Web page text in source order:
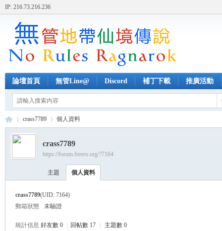
IP: 216.73.216.236
論壇首頁 無管Line@ Discord 補丁下載 推廣活動
›
crass7789 個人資料
crass7789
https://forum.freero.org/?7164
主題 個人資料
crass7789(UID: 7164)
郵箱狀態
未驗證
統計信息 好友數 0 回帖數 17 主題數 0